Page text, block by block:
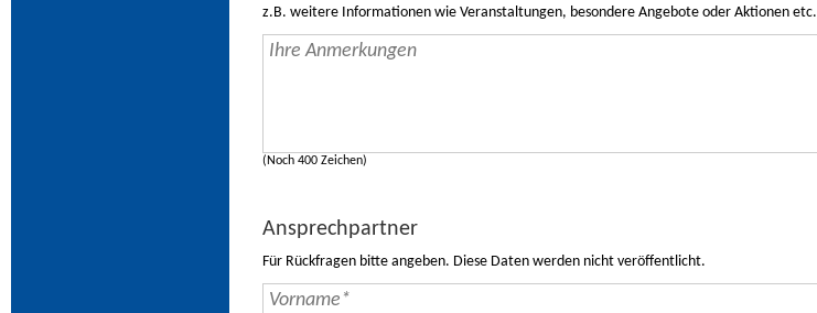
z.B. weitere Informationen wie Veranstaltungen, besondere Angebote oder Aktionen etc.
(Noch 400 Zeichen)
Ansprechpartner
Für Rückfragen bitte angeben. Diese Daten werden nicht veröffentlicht.